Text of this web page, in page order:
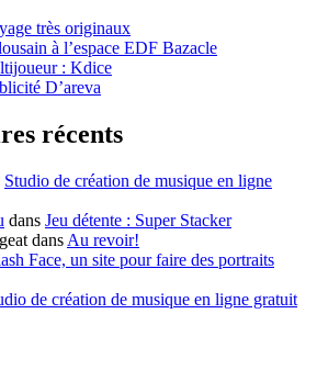
très originaux
à l’espace EDF Bazacle
: Kdice
D’areva
récents
Studio de création de musique en ligne
dans Jeu détente : Super Stacker
dans Au revoir!
Face, un site pour faire des portraits
de création de musique en ligne gratuit